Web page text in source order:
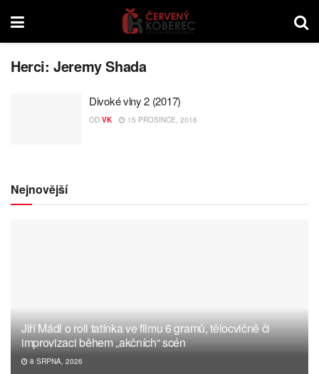
Herci:Jeremy Shada
Divoké vlny 2 (2017)
OD VK 15 PROSINCE, 2016
Nejnovější
Jiří Mádl o roli tatínka ve filmu 6 gramů, tělocvičně či
improvizaci během „akčních“ scén
8 SRPNA, 2026